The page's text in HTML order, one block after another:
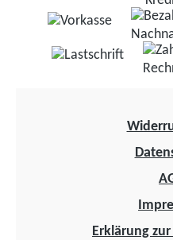
Erklärung